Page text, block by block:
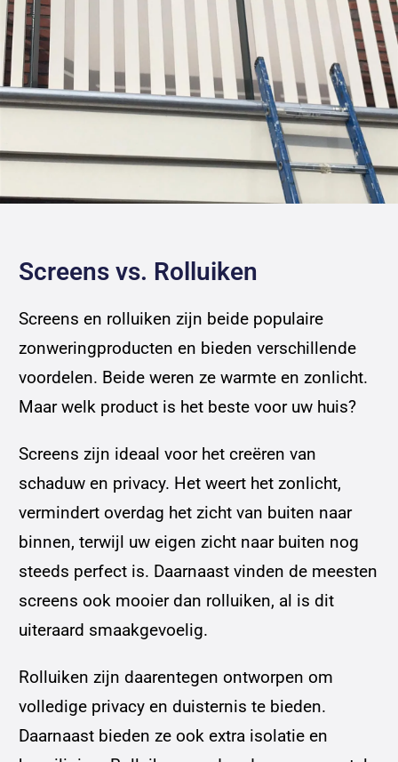
Screens vs. Rolluiken
Screens en rolluiken zijn beide populaire
zonweringproducten en bieden verschillende
voordelen. Beide weren ze warmte en zonlicht.
Maar welk product is het beste voor uw huis?
Screens zijn ideaal voor het creëren van
schaduw en privacy. Het weert het zonlicht,
vermindert overdag het zicht van buiten naar
binnen, terwijl uw eigen zicht naar buiten nog
steeds perfect is. Daarnaast vinden de meesten
screens ook mooier dan rolluiken, al is dit
uiteraard smaakgevoelig.
Rolluiken zijn daarentegen ontworpen om
volledige privacy en duisternis te bieden.
Daarnaast bieden ze ook extra isolatie en